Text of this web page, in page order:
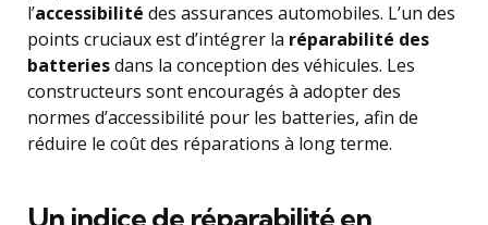
l’accessibilité des assurances automobiles. L’un des
points cruciaux est d’intégrer la réparabilité des
batteriesdans la conception des véhicules. Les
constructeurs sont encouragés à adopter des
normes d’accessibilité pour les batteries, afin de
réduire le coût des réparations à long terme.